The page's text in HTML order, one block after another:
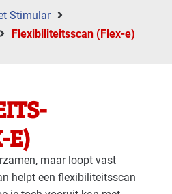
Stimular
Flexibili­teits­scan (Flex-e)
E)
maar loopt vast
helpt een flexibiliteitsscan